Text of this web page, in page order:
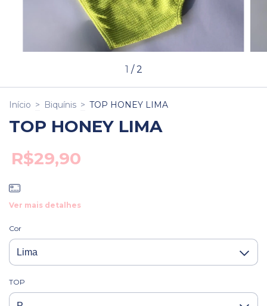
1 /2
Início > Biquínis > TOP HONEY LIMA
TOP HONEY LIMA
R$29,90
Ver mais detalhes
Cor
TOP